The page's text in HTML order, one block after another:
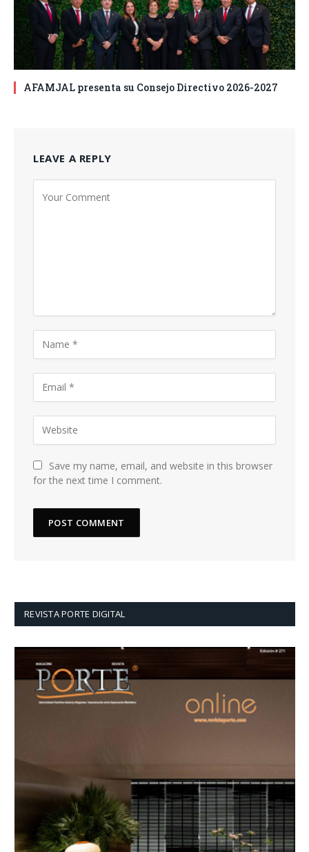
AFAMJAL presenta su Consejo Directivo 2026-2027
LEAVE A REPLY
Save my name, email, and website in this browser
for the next time I comment.
REVISTA PORTE DIGITAL